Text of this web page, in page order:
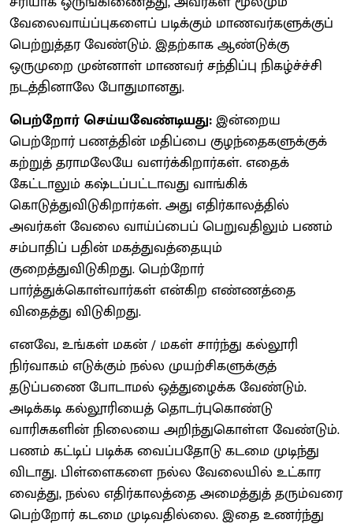
வேலைவாய்ப்புகளைப் படிக்கும் மாணவர்களுக்குப்
பெற்றுத்தர வேண்டும். இதற்காக ஆண்டுக்கு
ஒருமுறை முன்னாள் மாணவர் சந்திப்பு நிகழ்ச்ச்சி
நடத்தினாலே போதுமானது.
பெற்றோர் செய்யவேண்டியது:இன்றைய
பெற்றோர் பணத்தின் மதிப்பை குழந்தைகளுக்குக்
கற்றுத் தராமலேயே வளர்க்கிறார்கள். எதைக்
கேட்டாலும் கஷ்டப்பட்டாவது வாங்கிக்
கொடுத்துவிடுகிறார்கள். அது எதிர்காலத்தில்
அவர்கள் வேலை வாய்ப்பைப் பெறுவதிலும் பணம்
சம்பாதிப் பதின் மகத்துவத்தையும்
குறைத்துவிடுகிறது. பெற்றோர்
பார்த்துக்கொள்வார்கள் என்கிற எண்ணத்தை
விதைத்து விடுகிறது.
எனவே, உங்கள் மகன் / மகள் சார்ந்து கல்லூரி
நிர்வாகம் எடுக்கும் நல்ல முயற்சிகளுக்குத்
தடுப்பணை போடாமல் ஒத்துழைக்க வேண்டும்.
அடிக்கடி கல்லூரியைத் தொடர்புகொண்டு
வாரிசுகளின் நிலையை அறிந்துகொள்ள வேண்டும்.
பணம் கட்டிப் படிக்க வைப்பதோடு கடமை முடிந்து
விடாது. பிள்ளைகளை நல்ல வேலையில் உட்கார
வைத்து, நல்ல எதிர்காலத்தை அமைத்துத் தரும்வரை
பெற்றோர் கடமை முடிவதில்லை. இதை உணர்ந்து